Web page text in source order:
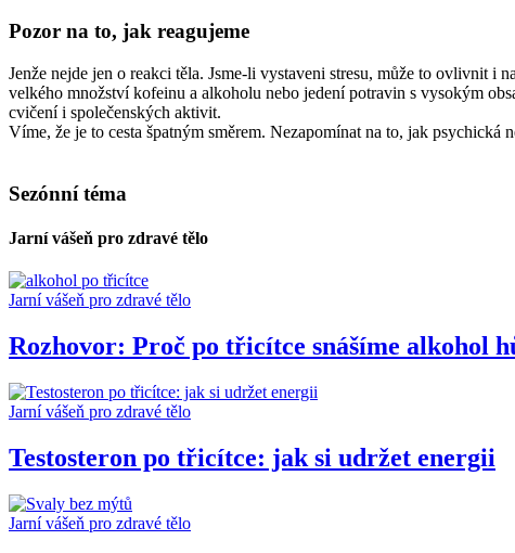
Pozor na to, jak reagujeme
Jenže nejde jen o reakci těla. Jsme-li vystaveni stresu, může to ovlivnit i
velkého množství kofeinu a alkoholu nebo jedení potravin s vysokým
cvičení i společenských aktivit.
Víme, že je to cesta špatným směrem. Nezapomínat na to, jak psychická
Sezónní téma
Jarní vášeň pro zdravé tělo
Jarní vášeň pro zdravé tělo
Rozhovor: Proč po třicítce snášíme alkohol
Jarní vášeň pro zdravé tělo
Testosteron po třicítce: jak si udržet energii
Jarní vášeň pro zdravé tělo